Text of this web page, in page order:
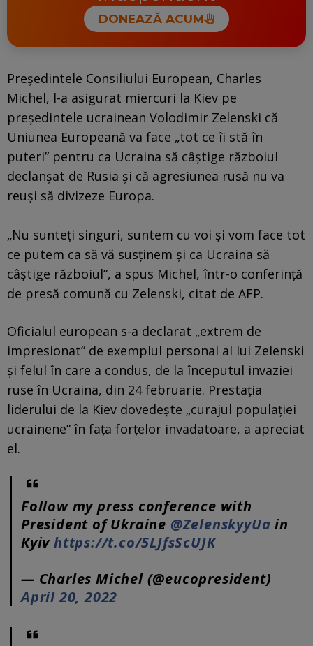
DONEAZĂ ACUM
Preşedintele Consiliului European, Charles
Michel, l-a asigurat miercuri la Kiev pe
preşedintele ucrainean Volodimir Zelenski că
Uniunea Europeană va face „tot ce îi stă în
puteri” pentru ca Ucraina să câştige războiul
declanşat de Rusia şi că agresiunea rusă nu va
reuşi să divizeze Europa.
„Nu sunteţi singuri, suntem cu voi şi vom face tot
ce putem ca să vă susţinem şi ca Ucraina să
câştige războiul”, a spus Michel, într-o conferinţă
de presă comună cu Zelenski, citat de AFP.
Oficialul european s-a declarat „extrem de
impresionat” de exemplul personal al lui Zelenski
și felul în care a condus, de la începutul invaziei
ruse în Ucraina, din 24 februarie. Prestaţia
liderului de la Kiev dovedeşte „curajul populaţiei
ucrainene” în faţa forţelor invadatoare, a apreciat
el.
Follow my press conference with
President of Ukraine @ZelenskyyUa in
Kyiv https://t.co/5LJfsScUJK
— Charles Michel (@eucopresident)
April 20, 2022